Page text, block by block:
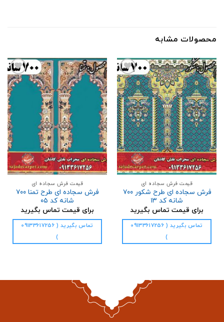
محصولات مشابه
افزودن
به
علاقه
مندی
ها
قیمت فرش سجاده ای
فرش سجاده ای طرح شکور ۷۰۰
شانه کد ۱۳
برای قیمت تماس بگیرید
تماس بگیرید ( 09133617256
)
افزودن
به
علاقه
مندی
قیمت فرش سجاده ای
فرش سجاده ای طرح تمنا ۷۰۰
شانه کد ۰۵
برای قیمت تماس بگیرید
تماس بگیرید ( 09133617256
)